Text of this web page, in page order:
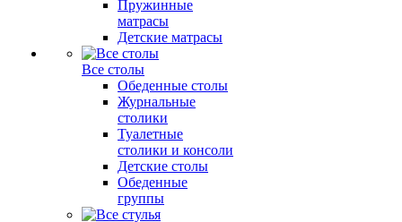
Пружинные
матрасы
Детские матрасы
Все столы
Обеденные столы
Журнальные
столики
Туалетные
столики и консоли
Детские столы
Обеденные
группы